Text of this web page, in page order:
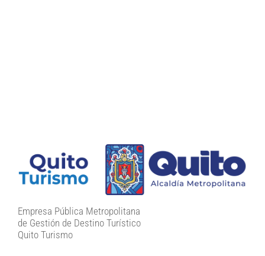
Empresa Pública Metropolitana
de Gestión de Destino Turístico
Quito Turismo